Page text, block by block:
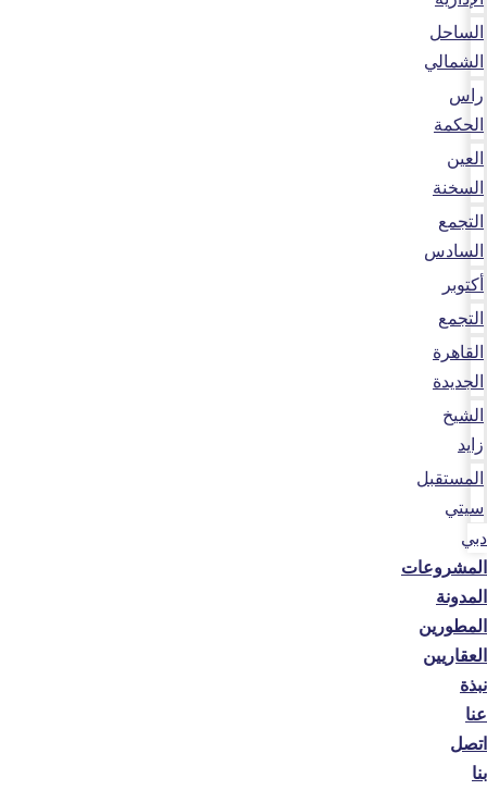
الساحل
الشمالي
راس
الحكمة
العين
السخنة
التجمع
السادس
أكتوبر
التجمع
القاهرة
الجديدة
الشيخ
زايد
المستقبل
سيتي
دبي
المشروعات
المدونة
المطورين
العقاريين
نبذة
عنا
اتصل
بنا